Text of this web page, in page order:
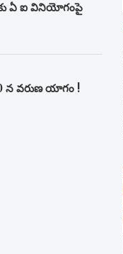
ఏ ఐ వినియోగంపై
న వరుణ యాగం !